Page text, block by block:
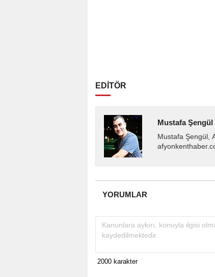
EDİTÖR
Mustafa Şengül
Mustafa Şengül,
YORUMLAR